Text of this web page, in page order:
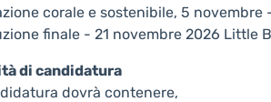
corale e sostenibile, 5 novembre
finale - 21 novembre 2026 Little
di candidatura
dovrà contenere,